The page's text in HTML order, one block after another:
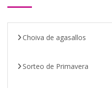
Choiva de agasallos
Sorteo de Primavera